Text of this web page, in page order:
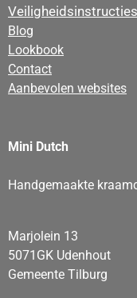
Veiligheidsinstructies
Blog
Lookbook
Contact
Aanbevolen websites
Mini Dutch
Handgemaakte
Marjolein 13
5071GK Udenhout
Gemeente Tilburg